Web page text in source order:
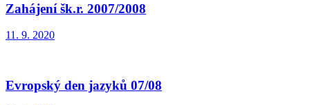
Zahájení šk.r. 2007/2008
11. 9. 2020
Evropský den jazyků 07/08